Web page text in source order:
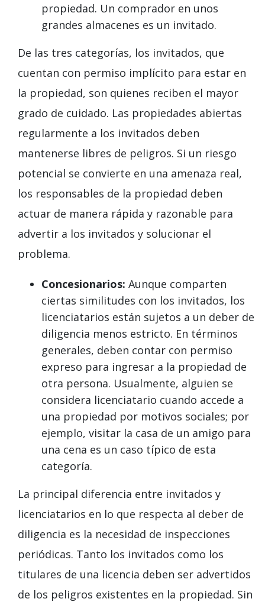
propiedad. Un comprador en unos
grandes almacenes es un invitado.
De las tres categorías, los invitados, que
cuentan con permiso implícito para estar en
la propiedad, son quienes reciben el mayor
grado de cuidado. Las propiedades abiertas
regularmente a los invitados deben
mantenerse libres de peligros. Si un riesgo
potencial se convierte en una amenaza real,
los responsables de la propiedad deben
actuar de manera rápida y razonable para
advertir a los invitados y solucionar el
problema.
Concesionarios: Aunque comparten
ciertas similitudes con los invitados, los
licenciatarios están sujetos a un deber de
diligencia menos estricto. En términos
generales, deben contar con permiso
expreso para ingresar a la propiedad de
otra persona. Usualmente, alguien se
considera licenciatario cuando accede a
una propiedad por motivos sociales; por
ejemplo, visitar la casa de un amigo para
una cena es un caso típico de esta
categoría.
La principal diferencia entre invitados y
licenciatarios en lo que respecta al deber de
diligencia es la necesidad de inspecciones
periódicas. Tanto los invitados como los
titulares de una licencia deben ser advertidos
de los peligros existentes en la propiedad. Sin